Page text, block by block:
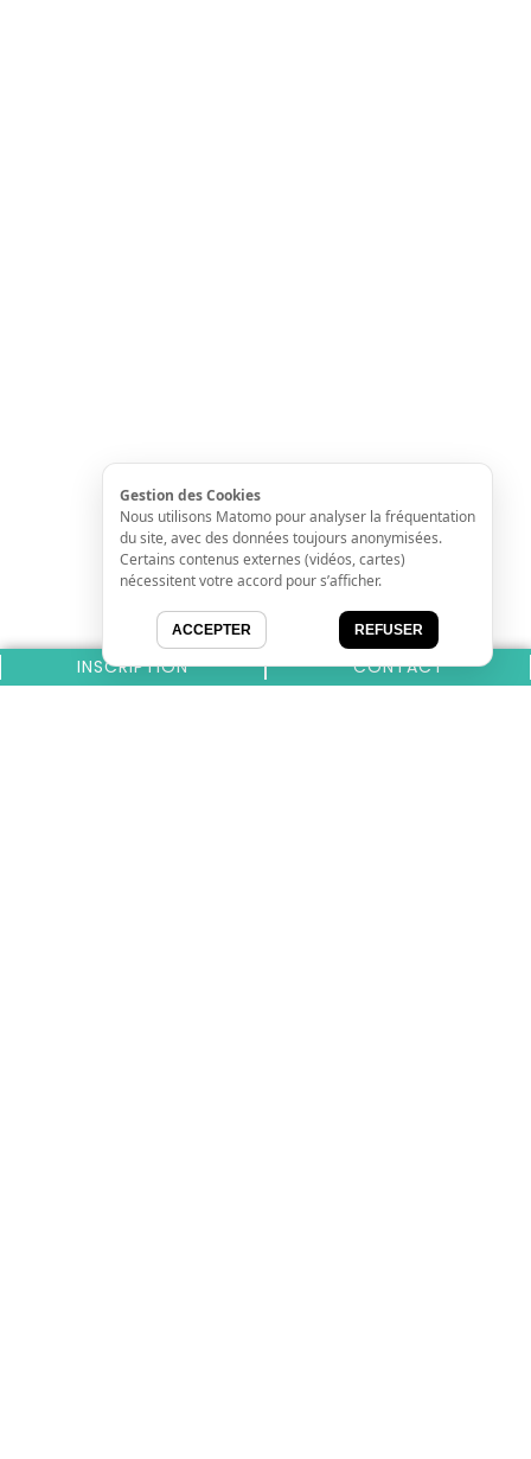
Gestion des Cookies
Nous utilisons Matomo pour analyser la fréquentation
du site, avec des données toujours anonymisées.
Certains contenus externes (vidéos, cartes)
nécessitent votre accord pour s’afficher.
ACCEPTER REFUSER
INSCRIPTION CONTACT